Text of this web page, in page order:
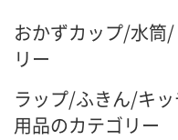
おかずカップ/水筒
リー
ラップ/ふきん/キ
用品のカテゴリー